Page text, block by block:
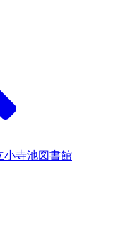
小寺池図書館